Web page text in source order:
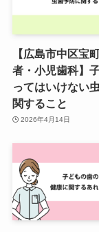
【広島市中区宝
者・小児歯科】
ってはいけない
関すること
2026年4月14日